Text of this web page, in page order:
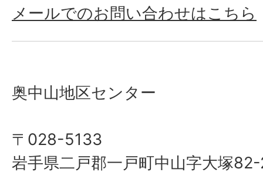
メールでのお問い合わせはこちら
奥中山地区センター
〒028-5133
岩手県二戸郡一戸町中山字大塚